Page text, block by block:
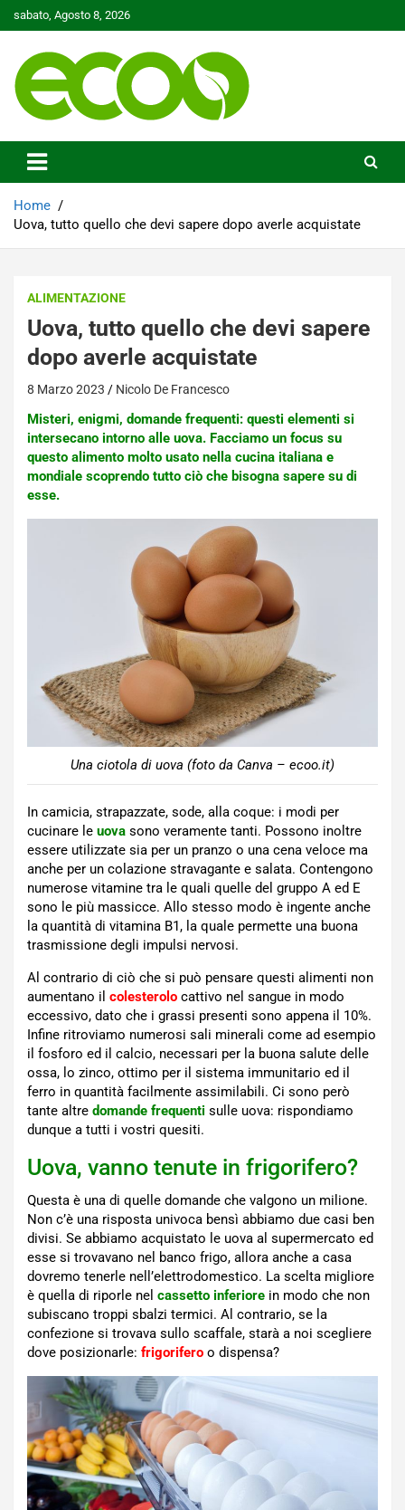
to
sabato, Agosto 8, 2026
Ecoo.it
Home
Uova, tutto quello che devi sapere dopo averle acquistate
ALIMENTAZIONE
Uova, tutto quello che devi sapere
dopo averle acquistate
8 Marzo 2023 Nicolo De Francesco
Misteri, enigmi, domande frequenti: questi elementi si
intersecano intorno alle uova. Facciamo un focus su
questo alimento molto usato nella cucina italiana e
mondiale scoprendo tutto ciò che bisogna sapere su di
esse.
Una ciotola di uova (foto da Canva – ecoo.it)
In camicia, strapazzate, sode, alla coque: i modi per
cucinare le uova sono veramente tanti. Possono inoltre
essere utilizzate sia per un pranzo o una cena veloce ma
anche per un colazione stravagante e salata. Contengono
numerose vitamine tra le quali quelle del gruppo A ed E
sono le più massicce. Allo stesso modo è ingente anche
la quantità di vitamina B1, la quale permette una buona
trasmissione degli impulsi nervosi.
Al contrario di ciò che si può pensare questi alimenti non
aumentano il colesterolo cattivo nel sangue in modo
eccessivo, dato che i grassi presenti sono appena il 10%.
Infine ritroviamo numerosi sali minerali come ad esempio
il fosforo ed il calcio, necessari per la buona salute delle
ossa, lo zinco, ottimo per il sistema immunitario ed il
ferro in quantità facilmente assimilabili. Ci sono però
tante altre domande frequenti sulle uova: rispondiamo
dunque a tutti i vostri quesiti.
Uova, vanno tenute in frigorifero?
Questa è una di quelle domande che valgono un milione.
Non c’è una risposta univoca bensì abbiamo due casi ben
divisi. Se abbiamo acquistato le uova al supermercato ed
esse si trovavano nel banco frigo, allora anche a casa
dovremo tenerle nell’elettrodomestico. La scelta migliore
è quella di riporle nel cassetto inferiore in modo che non
subiscano troppi sbalzi termici. Al contrario, se la
confezione si trovava sullo scaffale, starà a noi scegliere
dove posizionarle: frigorifero o dispensa?